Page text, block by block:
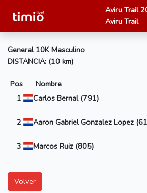
Aviru Trail
Aviru Trail
General 10K Masculino
DISTANCIA: (10 km)
Pos Nombre
1
Carlos Bernal (791)
2
Aaron Gabriel Gonzalez Lopez
3
Marcos Ruiz (805)
Volver